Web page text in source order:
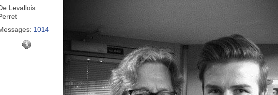
Levallois
1014